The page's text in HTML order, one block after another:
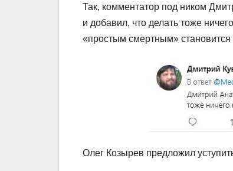
Так, комментатор под ником
и добавил, что делать тоже
«простым смертным» становится
Олег Козырев предложил